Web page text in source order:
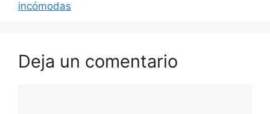
incómodas
Deja un comentario